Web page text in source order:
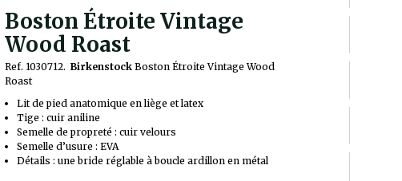
Boston Étroite Vintage
Wood Roast
Ref. 1030712. Birkenstock Boston Étroite Vintage Wood
Roast
Lit de pied anatomique en liège et latex
Tige : cuir aniline
Semelle de propreté : cuir velours
Semelle d’usure : EVA
Détails : une bride réglable à boucle ardillon en métal